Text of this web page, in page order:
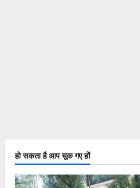
हो सकता है आप चूक गए हों